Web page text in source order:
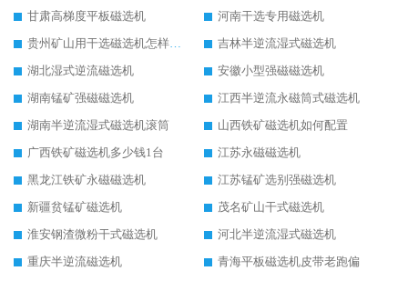
甘肃高梯度平板磁选机
河南干选专用磁选机
贵州矿山用干选磁选机怎样调磁
吉林半逆流湿式磁选机
湖北湿式逆流磁选机
安徽小型强磁磁选机
湖南锰矿强磁磁选机
江西半逆流永磁筒式磁选机
湖南半逆流湿式磁选机滚筒
山西铁矿磁选机如何配置
广西铁矿磁选机多少钱1台
江苏永磁磁选机
黑龙江铁矿永磁磁选机
江苏锰矿选别强磁选机
新疆贫锰矿磁选机
茂名矿山干式磁选机
淮安钢渣微粉干式磁选机
河北半逆流湿式磁选机
重庆半逆流磁选机
青海平板磁选机皮带老跑偏